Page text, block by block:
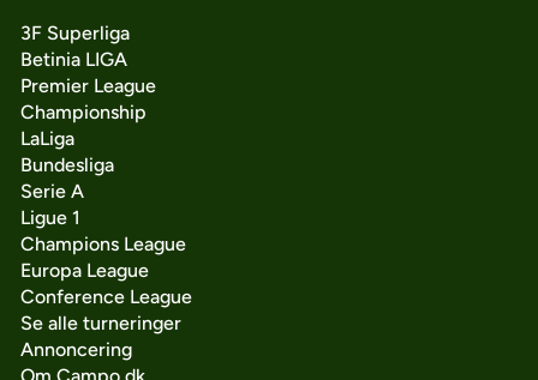
3F Superliga
Betinia LIGA
Premier League
Championship
LaLiga
Bundesliga
Serie A
Ligue 1
Champions League
Europa League
Conference League
Se alle turneringer
Annoncering